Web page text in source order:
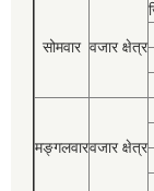
सोमवार वजार क्षेत्र
मङ्गलवारवजार क्षेत्र